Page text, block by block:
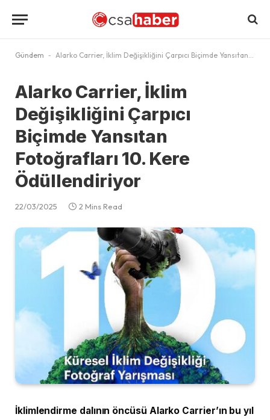
Gündem - Alarko Carrier, İklim Değişikliğini Çarpıcı Biçimde Yansıtan Fotoğrafları 10. Kere Ödüllendiriyor
Alarko Carrier, İklim
Değişikliğini Çarpıcı
Biçimde Yansıtan
Fotoğrafları 10. Kere
Ödüllendiriyor
22/03/2025 2 Mins Read
İklimlendirme dalının öncüsü Alarko Carrier’ın bu yıl